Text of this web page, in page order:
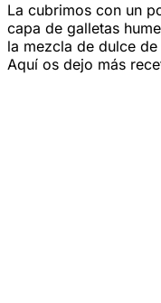
La cubrimos con un
capa de galletas
la mezcla de dulce
Aquí os dejo más